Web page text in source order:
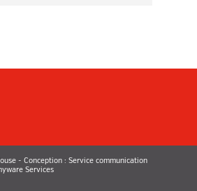
- Conception : Service communication
Services